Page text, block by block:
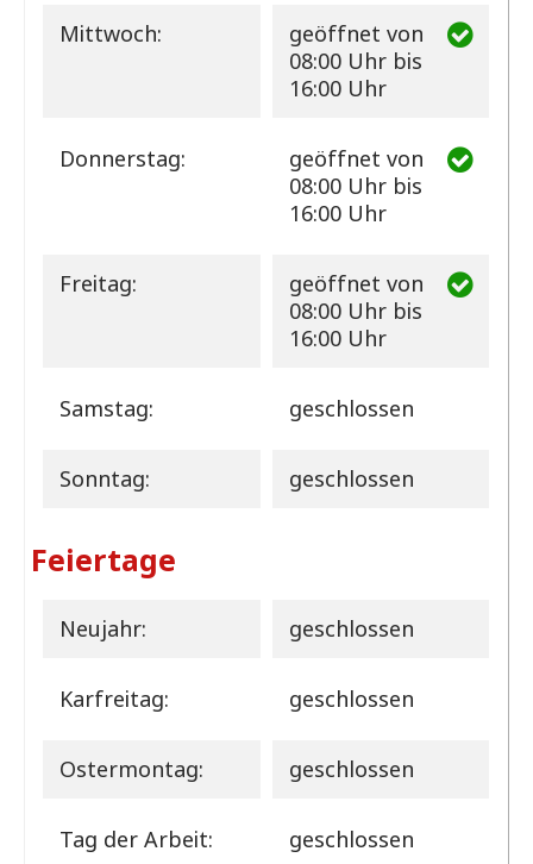
Mittwoch: geöffnet von
08:00 Uhr bis
16:00 Uhr
Donnerstag: geöffnet von
08:00 Uhr bis
16:00 Uhr
Freitag: geöffnet von
08:00 Uhr bis
16:00 Uhr
Samstag: geschlossen
Sonntag: geschlossen
Feiertage
Neujahr: geschlossen
Karfreitag: geschlossen
Ostermontag: geschlossen
Tag der Arbeit: geschlossen